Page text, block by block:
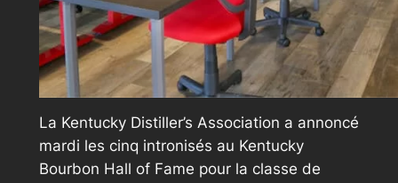
La Kentucky Distiller’s Association a annoncé
mardi les cinq intronisés au Kentucky
Bourbon Hall of Fame pour la classe de